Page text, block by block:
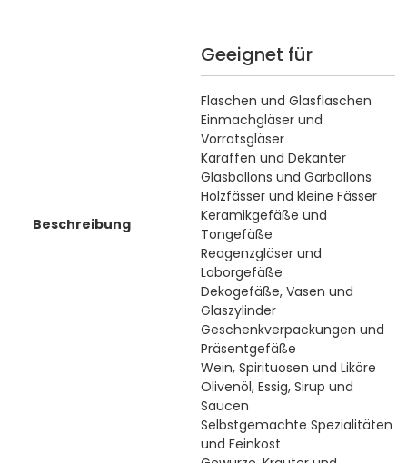
Beschreibung
Geeignet für
Flaschen und Glasflaschen
Einmachgläser und
Vorratsgläser
Karaffen und Dekanter
Glasballons und Gärballons
Holzfässer und kleine Fässer
Keramikgefäße und
Tongefäße
Reagenzgläser und
Laborgefäße
Dekogefäße, Vasen und
Glaszylinder
Geschenkverpackungen und
Präsentgefäße
Wein, Spirituosen und Liköre
Olivenöl, Essig, Sirup und
Saucen
Selbstgemachte Spezialitäten
und Feinkost